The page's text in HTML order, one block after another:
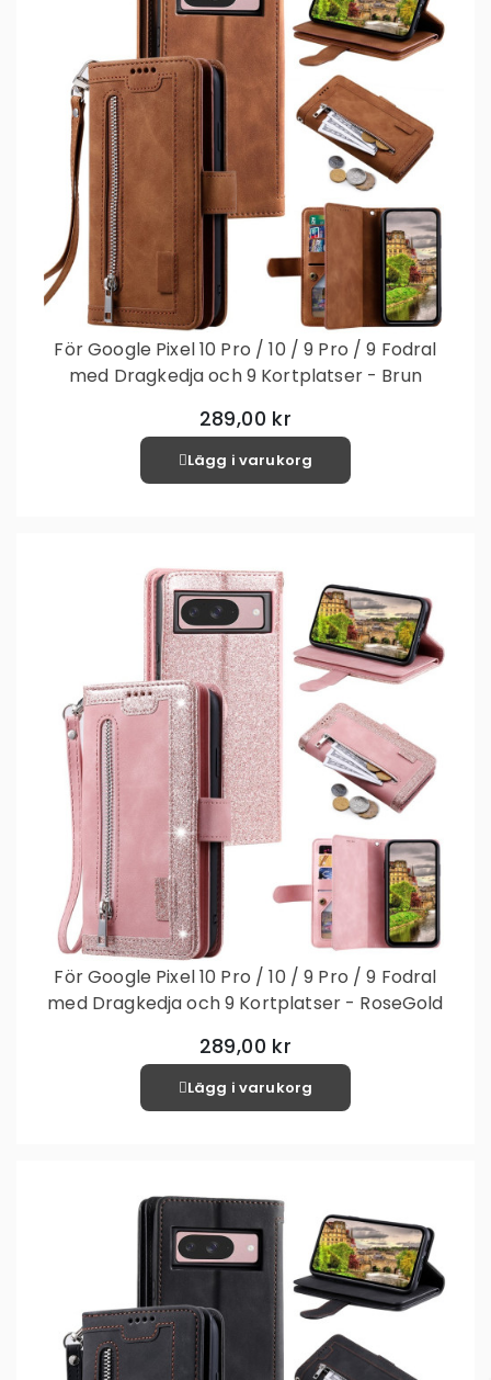
För Google Pixel 10 Pro / 10 / 9 Pro / 9 Fodral
med Dragkedja och 9 Kortplatser - Brun
289,00 kr
Lägg i varukorg
För Google Pixel 10 Pro / 10 / 9 Pro / 9 Fodral
med Dragkedja och 9 Kortplatser - RoseGold
289,00 kr
Lägg i varukorg